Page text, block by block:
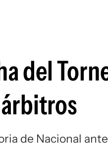
del
de Nacional